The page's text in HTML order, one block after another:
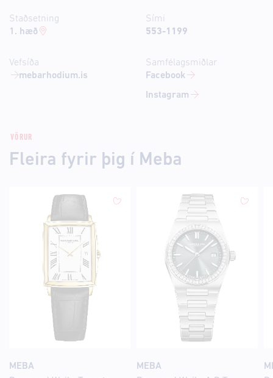
Staðsetning
1. hæð
Vefsíða
mebarhodium.is
Sími
553-1199
Samfélagsmiðlar
Facebook
Instagram
VÖRUR
Fleira fyrir þig í Meba
MEBA
MEBA